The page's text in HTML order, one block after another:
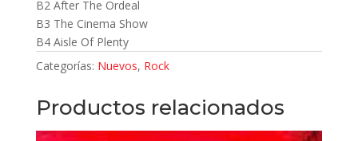
B2 After The Ordeal
B3 The Cinema Show
B4 Aisle Of Plenty
Categorías: Nuevos, Rock
Productos relacionados